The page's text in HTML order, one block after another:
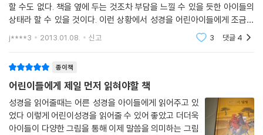
다.
5. 성경 속 여성들의 활약을 조명하다
용기와 재치로 갓난아기들을 살리려 했던 히브리 산파들, 끝까지 예수님과
함께했던 여성 제자들, 유럽 최초의 교인이 된 리디아 등, 이 책을 통해 독
자들은 성경 속에서 결정적인 역할을 했던 여성들의 이야기에 주목할 수
있게 된다.
을 적시는 그림책에 이르기까지 많은 책을 번역하여 소개해온 손성현은 그
책을 대하면 무더위에 시원한 생수를 만난 느낌이죠. 이번에도 역시 마찬
우리 어린이들이 성경의 말씀 안에서 꿈을 발견하고 생각을 키워가며 삶의
푯대를 찾아가길 바라는 것은 모든 부모와 교사의 바람이에요. 이 책은 어
린이들의 친구가 되어 줄 거예요. 성경의 인물들을 통해 삶의 파도를 이겨
낼 지혜를 발견할 것이고, 하나님의 살아있는 숨결을 느낄 수 있을 것입니
할 수도 없다. 책을 옆에 두는 것조차 부담을 느낄 수 있을 듯한 아이들의
상태라 할 수 있을 것이다. 이런 상황에서 성경을 어린아이들에게 조금이
라도 가깝게 하기 위한 노력은 많이 해왔을 듯하다. 그 일환으로 이런 책들
이 나오지 않나
j****3 2013.01.08. 신고 3 댓글 4
종이책
어린이들에게 제일 먼저 읽혀야할 책
성경을 읽어줄때는 어른 성경을 아이들에게 읽어주고 있
었다 이렇게 어린이성경을 읽어줄 수 있어 좋았고 더더욱
아이들이 다양한 그림을 통해 이제 말씀을 의미하는 그림